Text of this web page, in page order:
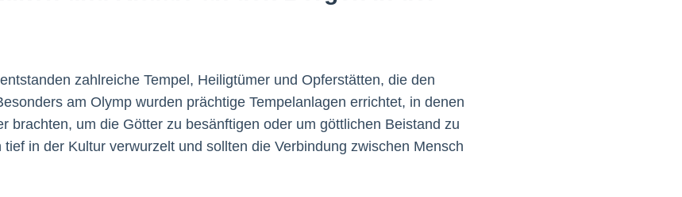
zahlreiche Tempel, Heiligtümer und Opferstätten, die den
am Olymp wurden prächtige Tempelanlagen errichtet, in denen
brachten, um die Götter zu besänftigen oder um göttlichen Beistand zu
in der Kultur verwurzelt und sollten die Verbindung zwischen Mensch